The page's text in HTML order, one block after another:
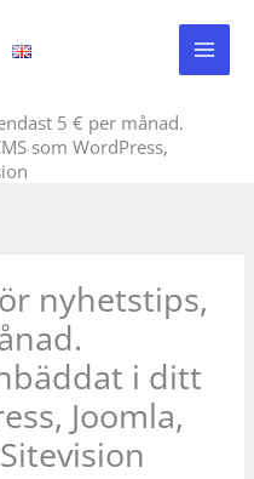
5 € per månad.
som WordPress,
nyhetstips,
i ditt
Joomla,